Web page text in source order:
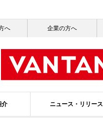
へ 企業の方へ
介 ニュース・リリース